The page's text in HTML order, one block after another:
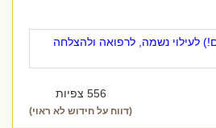
נשמה, לרפואה ולהצלחה
556 צפיות
(דווח על חידוש לא ראוי)